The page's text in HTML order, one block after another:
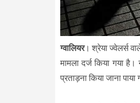
ग्वालियर। श्रेया ज्वेलर्स
मामला दर्ज किया गया है।
प्रताड़ना किया जाना पाया